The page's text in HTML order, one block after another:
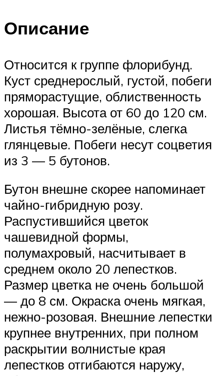
Описание
Относится к группе флорибунд.
Куст среднерослый, густой, побеги
пряморастущие, облиственность
хорошая. Высота от 60 до 120 см.
Листья тёмно-зелёные, слегка
глянцевые. Побеги несут соцветия
из 3 — 5 бутонов.
Бутон внешне скорее напоминает
чайно-гибридную розу.
Распустившийся цветок
чашевидной формы,
полумахровый, насчитывает в
среднем около 20 лепестков.
Размер цветка не очень большой
— до 8 см. Окраска очень мягкая,
нежно-розовая. Внешние лепестки
крупнее внутренних, при полном
раскрытии волнистые края
лепестков отгибаются наружу,